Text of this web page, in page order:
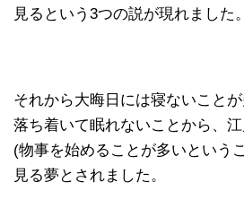
見るという3つの説が現れました。
それから大晦日には寝ないこと
落ち着いて眠れないことから、
(物事を始めることが多いという
見る夢とされました。